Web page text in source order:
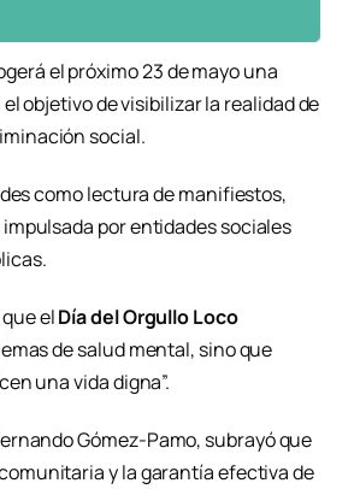
el próximo 23 de mayo una
objetivo de visibilizar la realidad de
social.
como lectura de manifiestos,
por entidades sociales
elDía del Orgullo Loco
de salud mental, sino que
una vida digna”.
Gómez-Pamo, subrayó que
y la garantía efectiva de